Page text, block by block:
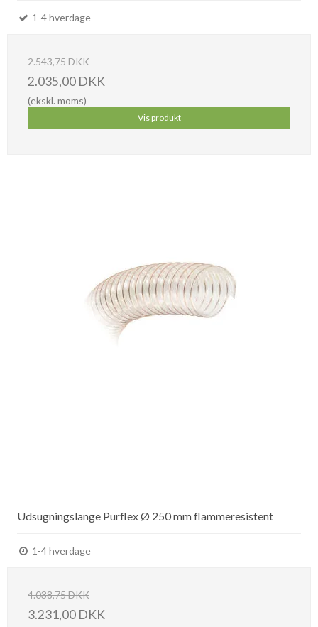
1-4 hverdage
2.543,75 DKK
2.035,00 DKK
(ekskl. moms)
Vis produkt
Udsugningslange Purflex Ø 250 mm flammeresistent
1-4 hverdage
4.038,75 DKK
3.231,00 DKK